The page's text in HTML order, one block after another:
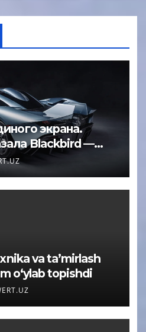
экрана.
Blackbird —
долларов
va ta’mirlash
o‘ylab topishdi